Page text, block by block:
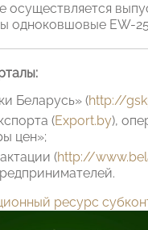
осуществляется
одноковшовые EW-
Беларусь» (http://
(Export.by),
цен»;
(http://
ресурс